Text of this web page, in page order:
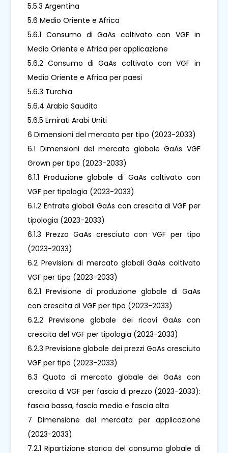
5.5.3 Argentina
5.6 Medio Oriente e Africa
5.6.1 Consumo di GaAs coltivato con VGF in
Medio Oriente e Africa per applicazione
5.6.2 Consumo di GaAs coltivato con VGF in
Medio Oriente e Africa per paesi
5.6.3 Turchia
5.6.4 Arabia Saudita
5.6.5 Emirati Arabi Uniti
6 Dimensioni del mercato per tipo (2023-2033)
6.1 Dimensioni del mercato globale GaAs VGF
Grown per tipo (2023-2033)
6.1.1 Produzione globale di GaAs coltivato con
VGF per tipologia (2023-2033)
6.1.2 Entrate globali GaAs con crescita di VGF per
tipologia (2023-2033)
6.1.3 Prezzo GaAs cresciuto con VGF per tipo
(2023-2033)
6.2 Previsioni di mercato globali GaAs coltivato
VGF per tipo (2023-2033)
6.2.1 Previsione di produzione globale di GaAs
con crescita di VGF per tipo (2023-2033)
6.2.2 Previsione globale dei ricavi GaAs con
crescita del VGF per tipologia (2023-2033)
6.2.3 Previsione globale dei prezzi GaAs cresciuto
VGF per tipo (2023-2033)
6.3 Quota di mercato globale dei GaAs con
crescita di VGF per fascia di prezzo (2023-2033):
fascia bassa, fascia media e fascia alta
7 Dimensione del mercato per applicazione
(2023-2033)
7.2.1 Ripartizione storica del consumo globale di